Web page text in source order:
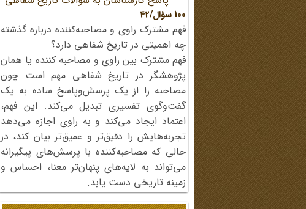
100 سؤال/42
فهم مشترک راوی و مصاحبه‌کننده درباره گذشته
چه اهمیتی در تاریخ شفاهی دارد؟
فهم مشترک بین راوی و مصاحبه کننده یا همان
پژوهشگر در تاریخ شفاهی مهم است چون
مصاحبه را از یک پرسش‌وپاسخ ساده به یک
گفت‌وگوی تفسیری تبدیل می‌کند. این فهم،
اعتماد ایجاد می‌کند و به راوی اجازه می‌دهد
تجربه‌هایش را دقیق‌تر و عمیق‌تر بیان کند، در
حالی که مصاحبه‌کننده با پرسش‌های پیگیرانه
می‌تواند به لایه‌های پنهان‌تر معنا، احساس و
زمینه تاریخی دست یابد.